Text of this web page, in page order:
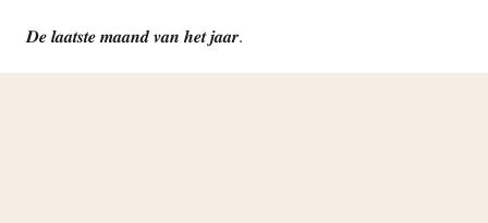
𝑫𝒆 𝒍𝒂𝒂𝒕𝒔𝒕𝒆 𝒎𝒂𝒂𝒏𝒅 𝒗𝒂𝒏 𝒉𝒆𝒕 𝒋𝒂𝒂𝒓.